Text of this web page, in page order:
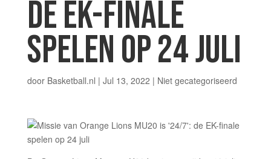
DE EK-FINALE
SPELEN OP 24 JULI
door Basketball.nl | Jul 13, 2022 | Niet gecategoriseerd